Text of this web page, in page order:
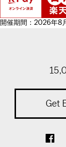
開催期間：2026年
Get